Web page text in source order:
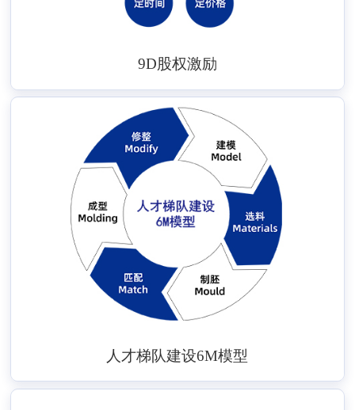
9D股权激励
人才梯队建设6M模型